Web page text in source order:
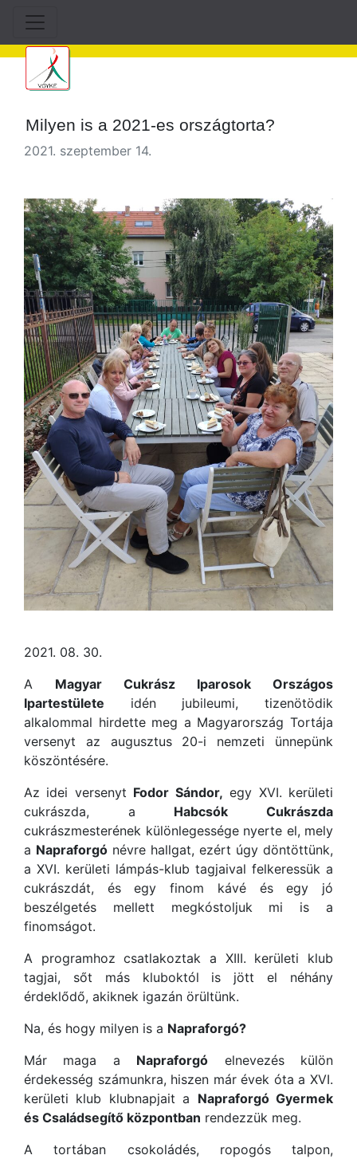
Milyen is a 2021-es országtorta?
2021. szeptember 14.
2021. 08. 30.
A Magyar Cukrász Iparosok Országos
Ipartestülete idén jubileumi, tizenötödik
alkalommal hirdette meg a Magyarország Tortája
versenyt az augusztus 20-i nemzeti ünnepünk
köszöntésére.
Az idei versenyt Fodor Sándor, egy XVI. kerületi
cukrászda, a Habcsók Cukrászda
cukrászmesterének különlegessége nyerte el, mely
a Napraforgó névre hallgat, ezért úgy döntöttünk,
a XVI. kerületi lámpás-klub tagjaival felkeressük a
cukrászdát, és egy finom kávé és egy jó
beszélgetés mellett megkóstoljuk mi is a
finomságot.
A programhoz csatlakoztak a XIII. kerületi klub
tagjai, sőt más kluboktól is jött el néhány
érdeklődő, akiknek igazán örültünk.
Na, és hogy milyen is a Napraforgó?
Már maga a Napraforgó elnevezés külön
érdekesség számunkra, hiszen már évek óta a XVI.
kerületi klub klubnapjait a Napraforgó Gyermek
és Családsegítő központban rendezzük meg.
A tortában csokoládés, ropogós talpon,